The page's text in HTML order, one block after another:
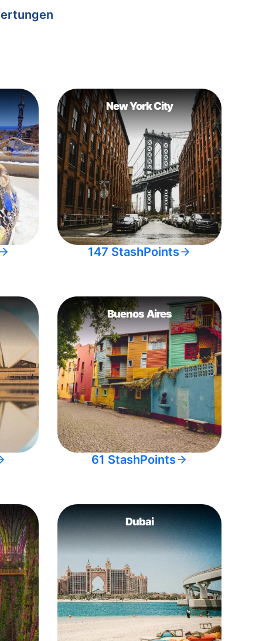
New York City
147 StashPoints
Buenos Aires
61 StashPoints
Dubai